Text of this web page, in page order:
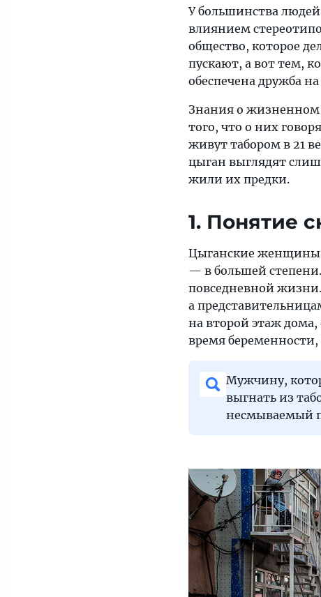
Но
им
вполне
комфортно —
так
жили
их
предки
У большинства
влиянием
общество, которое
пускают, а вот тем,
обеспечена дружба на
Знания о жизненном
того, что о них
живут табором в 21
цыган выглядят
жили их предки.
1. Понятие
Цыганские
— в большей
повседневной
а
на второй этаж дома,
время
Мужчину,
выгнать из
несмываемый